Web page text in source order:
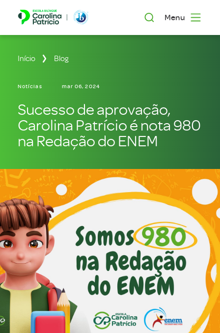
Menu
Início Blog
Notícias mar 06, 2024
Sucesso de aprovação,
Carolina Patrício é nota 980
na Redação do ENEM